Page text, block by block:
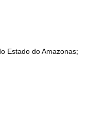
Estado do Amazonas;